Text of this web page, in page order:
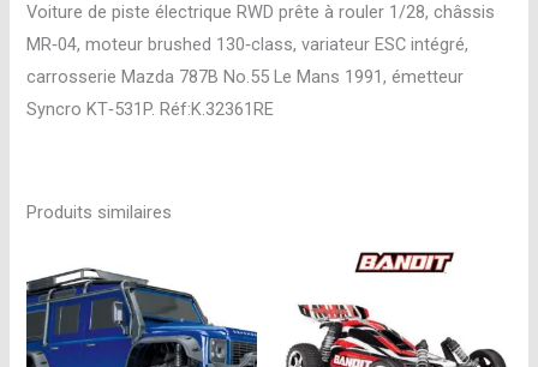
rouler
1/28
K.32361RE
Voiture de piste électrique RWD prête à rouler 1/28, châssis
MR‑04, moteur brushed 130‑class, variateur ESC intégré,
carrosserie Mazda 787B No.55 Le Mans 1991, émetteur
Syncro KT‑531P. Réf:K.32361RE
Produits similaires